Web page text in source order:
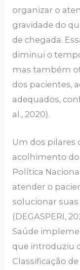
organizar o
gravidade do
de chegada.
diminui o
mas também
dos pacientes,
adequados,
al., 2020).
Um dos pilares
acolhimento do
Política
atender o
solucionar
(DEGASPERI,
Saúde
que introduziu
Classificação